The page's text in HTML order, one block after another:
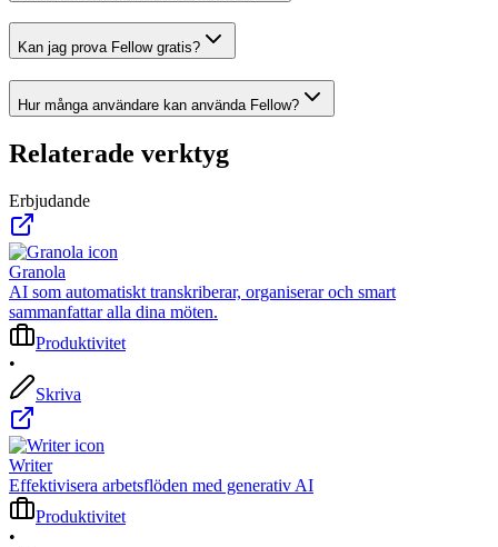
Kan jag prova Fellow gratis?
Hur många användare kan använda Fellow?
Relaterade verktyg
Erbjudande
Granola
AI som automatiskt transkriberar, organiserar och smart
sammanfattar alla dina möten.
Produktivitet
•
Skriva
Writer
Effektivisera arbetsflöden med generativ AI
Produktivitet
•